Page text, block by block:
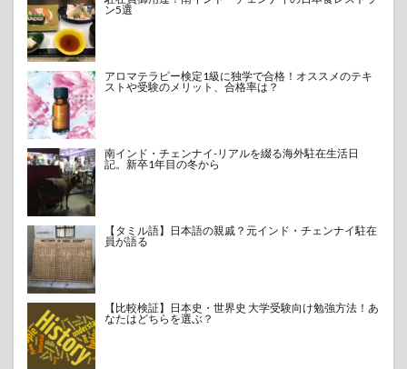
ン5選
アロマテラピー検定1級に独学で合格！オススメのテキ
ストや受験のメリット、合格率は？
南インド・チェンナイ-リアルを綴る海外駐在生活日
記。新卒1年目の冬から
【タミル語】日本語の親戚？元インド・チェンナイ駐在
員が語る
【比較検証】日本史・世界史 大学受験向け勉強方法！あ
なたはどちらを選ぶ？